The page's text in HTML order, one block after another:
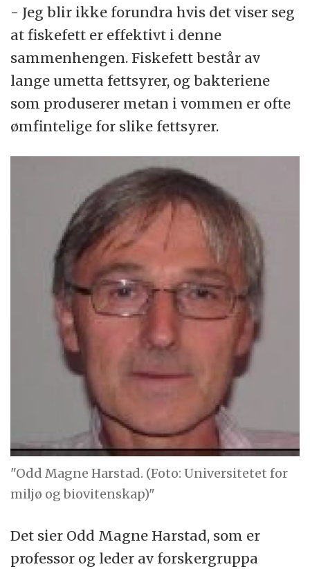
- Jeg blir ikke forundra hvis det viser seg
at fiskefett er effektivt i denne
sammenhengen. Fiskefett består av
lange umetta fettsyrer, og bakteriene
som produserer metan i vommen er ofte
ømfintelige for slike fettsyrer.
"Odd Magne Harstad. (Foto: Universitetet for
miljø og biovitenskap)"
Det sier Odd Magne Harstad, som er
professor og leder av forskergruppa